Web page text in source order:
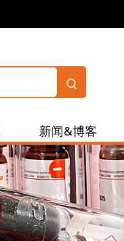
新闻&博客